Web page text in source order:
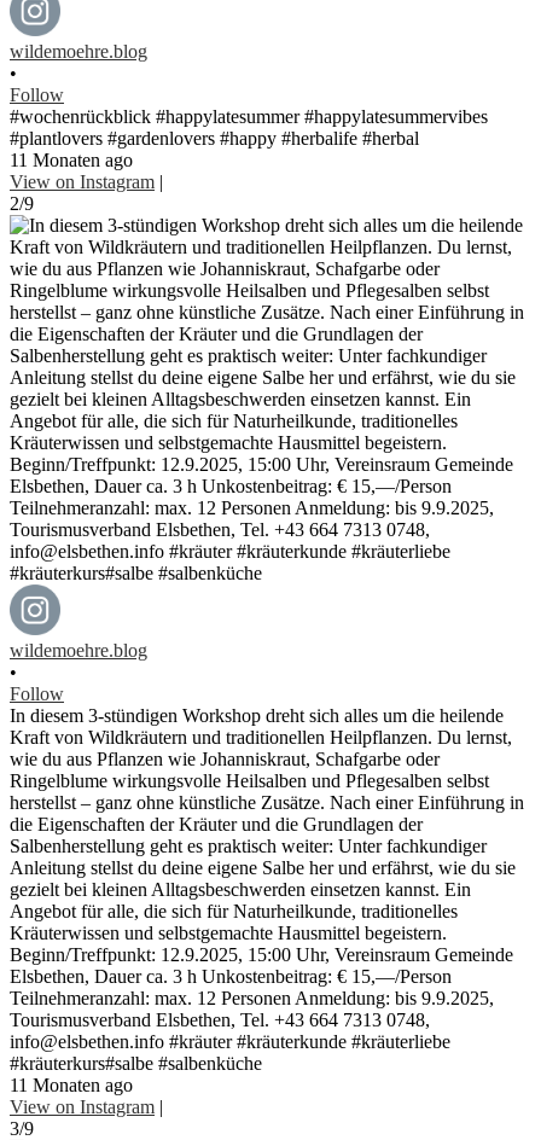
wildemoehre.blog
•
Follow
#wochenrückblick #happylatesummer #happylatesummervibes
#plantlovers #gardenlovers #happy #herbalife #herbal
11 Monaten ago
View on Instagram |
2/9
wildemoehre.blog
•
Follow
In diesem 3-stündigen Workshop dreht sich alles um die heilende
Kraft von Wildkräutern und traditionellen Heilpflanzen. Du lernst,
wie du aus Pflanzen wie Johanniskraut, Schafgarbe oder
Ringelblume wirkungsvolle Heilsalben und Pflegesalben selbst
herstellst – ganz ohne künstliche Zusätze. Nach einer Einführung in
die Eigenschaften der Kräuter und die Grundlagen der
Salbenherstellung geht es praktisch weiter: Unter fachkundiger
Anleitung stellst du deine eigene Salbe her und erfährst, wie du sie
gezielt bei kleinen Alltagsbeschwerden einsetzen kannst. Ein
Angebot für alle, die sich für Naturheilkunde, traditionelles
Kräuterwissen und selbstgemachte Hausmittel begeistern.
Beginn/Treffpunkt: 12.9.2025, 15:00 Uhr, Vereinsraum Gemeinde
Elsbethen, Dauer ca. 3 h Unkostenbeitrag: € 15,—/Person
Teilnehmeranzahl: max. 12 Personen Anmeldung: bis 9.9.2025,
Tourismusverband Elsbethen, Tel. +43 664 7313 0748,
info@elsbethen.info #kräuter #kräuterkunde #kräuterliebe
#kräuterkurs#salbe #salbenküche
11 Monaten ago
View on Instagram |
3/9